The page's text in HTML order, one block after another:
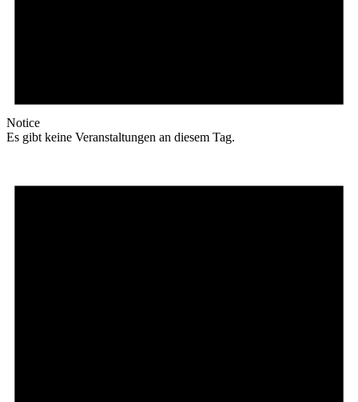
Notice
Es gibt keine Veranstaltungen an diesem Tag.